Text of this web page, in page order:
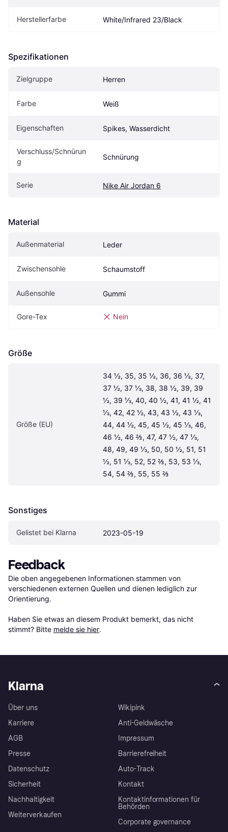
Herstellerfarbe White/Infrared 23/Black
Spezifikationen
Zielgruppe Herren
Farbe Weiß
Eigenschaften Spikes, Wasserdicht
Verschluss/Schnürun
g
Schnürung
Serie Nike Air Jordan 6
Material
Außenmaterial Leder
Zwischensohle Schaumstoff
Außensohle Gummi
Gore-Tex Nein
Größe
Größe (EU)
34 ½, 35, 35 ½, 36, 36 ½, 37,
37 ½, 37 ⅓, 38, 38 ½, 39, 39
½, 39 ⅓, 40, 40 ½, 41, 41 ½, 41
⅓, 42, 42 ½, 43, 43 ½, 43 ⅓,
44, 44 ½, 45, 45 ½, 45 ⅓, 46,
46 ½, 46 ⅔, 47, 47 ½, 47 ⅓,
48, 49, 49 ⅓, 50, 50 ½, 51, 51
½, 51 ⅓, 52, 52 ⅔, 53, 53 ⅓,
54, 54 ⅔, 55, 55 ⅔
Sonstiges
Gelistet bei Klarna 2023-05-19
Feedback
Die oben angegebenen Informationen stammen von
verschiedenen externen Quellen und dienen lediglich zur
Orientierung.
Haben Sie etwas an diesem Produkt bemerkt, das nicht
stimmt? Bitte melde sie hier.
Klarna
Über uns
Karriere
AGB
Presse
Datenschutz
Sicherheit
Nachhaltigkeit
Weiterverkaufen
Wikipink
Anti-Geldwäsche
Impressum
Barrierefreiheit
Auto-Track
Kontakt
Kontaktinformationen für
Behörden
Corporate governance